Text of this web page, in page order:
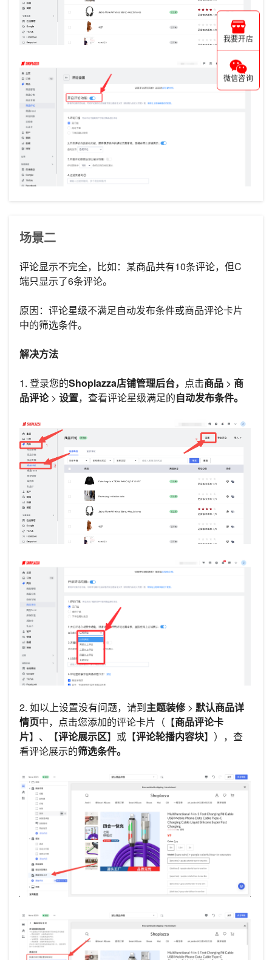
场景二
评论显示不完全，比如：某商品共有10条评论，但C
端只显示了6条评论。
原因：评论星级不满足自动发布条件或商品评论卡片
中的筛选条件。
解决方法
1. 登录您的Shoplazza店铺管理后台， 点击商品 > 商
品评论> 设置，查看评论星级满足的自动发布条件。
2. 如以上设置没有问题，请到主题装修> 默认商品详
情页中，点击您添加的评论卡片（【商品评论卡
片】、【评论展示区】或【评论轮播内容块】），查
看评论展示的筛选条件。
我要开店
微信咨询